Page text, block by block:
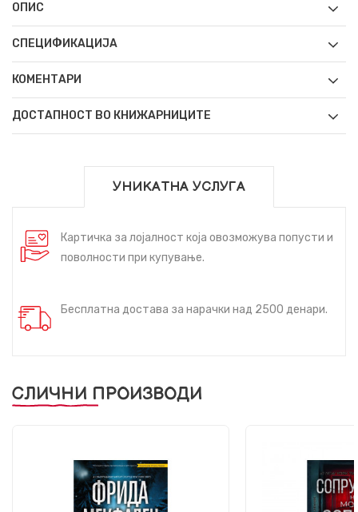
ОПИС
СПЕЦИФИКАЦИЈА
КОМЕНТАРИ
ДОСТАПНОСТ ВО КНИЖАРНИЦИТЕ
УНИКАТНА УСЛУГА
Картичка за лојалност која овозможува попусти и
поволности при купување.
Бесплатна достава за нарачки над 2500 денари.
СЛИЧНИ ПРОИЗВОДИ